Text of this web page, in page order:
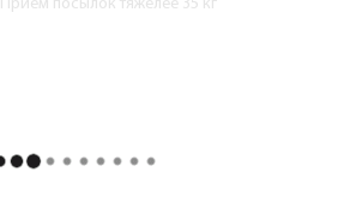
Прием посылок тяжелее 35 кг